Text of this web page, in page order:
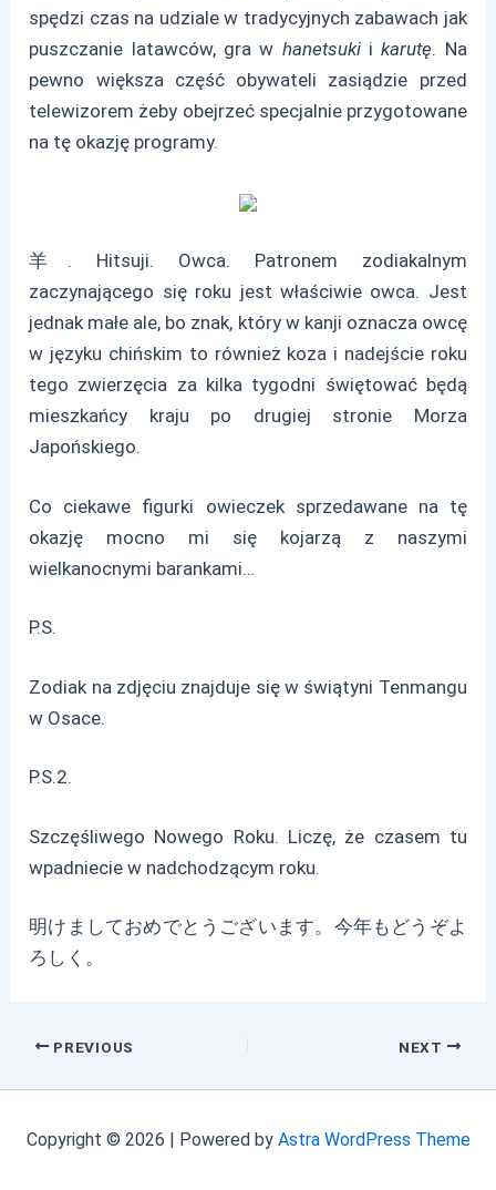
spędzi czas na udziale w tradycyjnych zabawach jak
puszczanie latawców, gra w hanetsukiikarutę. Na
pewno większa część obywateli zasiądzie przed
telewizorem żeby obejrzeć specjalnie przygotowane
na tę okazję programy.
羊. Hitsuji. Owca. Patronem zodiakalnym
zaczynającego się roku jest właściwie owca. Jest
jednak małe ale, bo znak, który w kanji oznacza owcę
w języku chińskim to również koza i nadejście roku
tego zwierzęcia za kilka tygodni świętować będą
mieszkańcy kraju po drugiej stronie Morza
Japońskiego.
Co ciekawe figurki owieczek sprzedawane na tę
okazję mocno mi się kojarzą z naszymi
wielkanocnymi barankami…
P.S.
Zodiak na zdjęciu znajduje się w świątyni Tenmangu
w Osace.
P.S.2.
Szczęśliwego Nowego Roku. Liczę, że czasem tu
wpadniecie w nadchodzącym roku.
明けましておめでとうございます。今年もどうぞよ
ろしく。
PostPREVIOUS NEXT
Copyright © 2026 | Powered by Astra WordPress Theme